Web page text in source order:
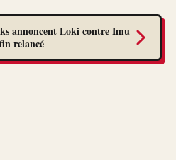
annoncent Loki contre Imu
relancé